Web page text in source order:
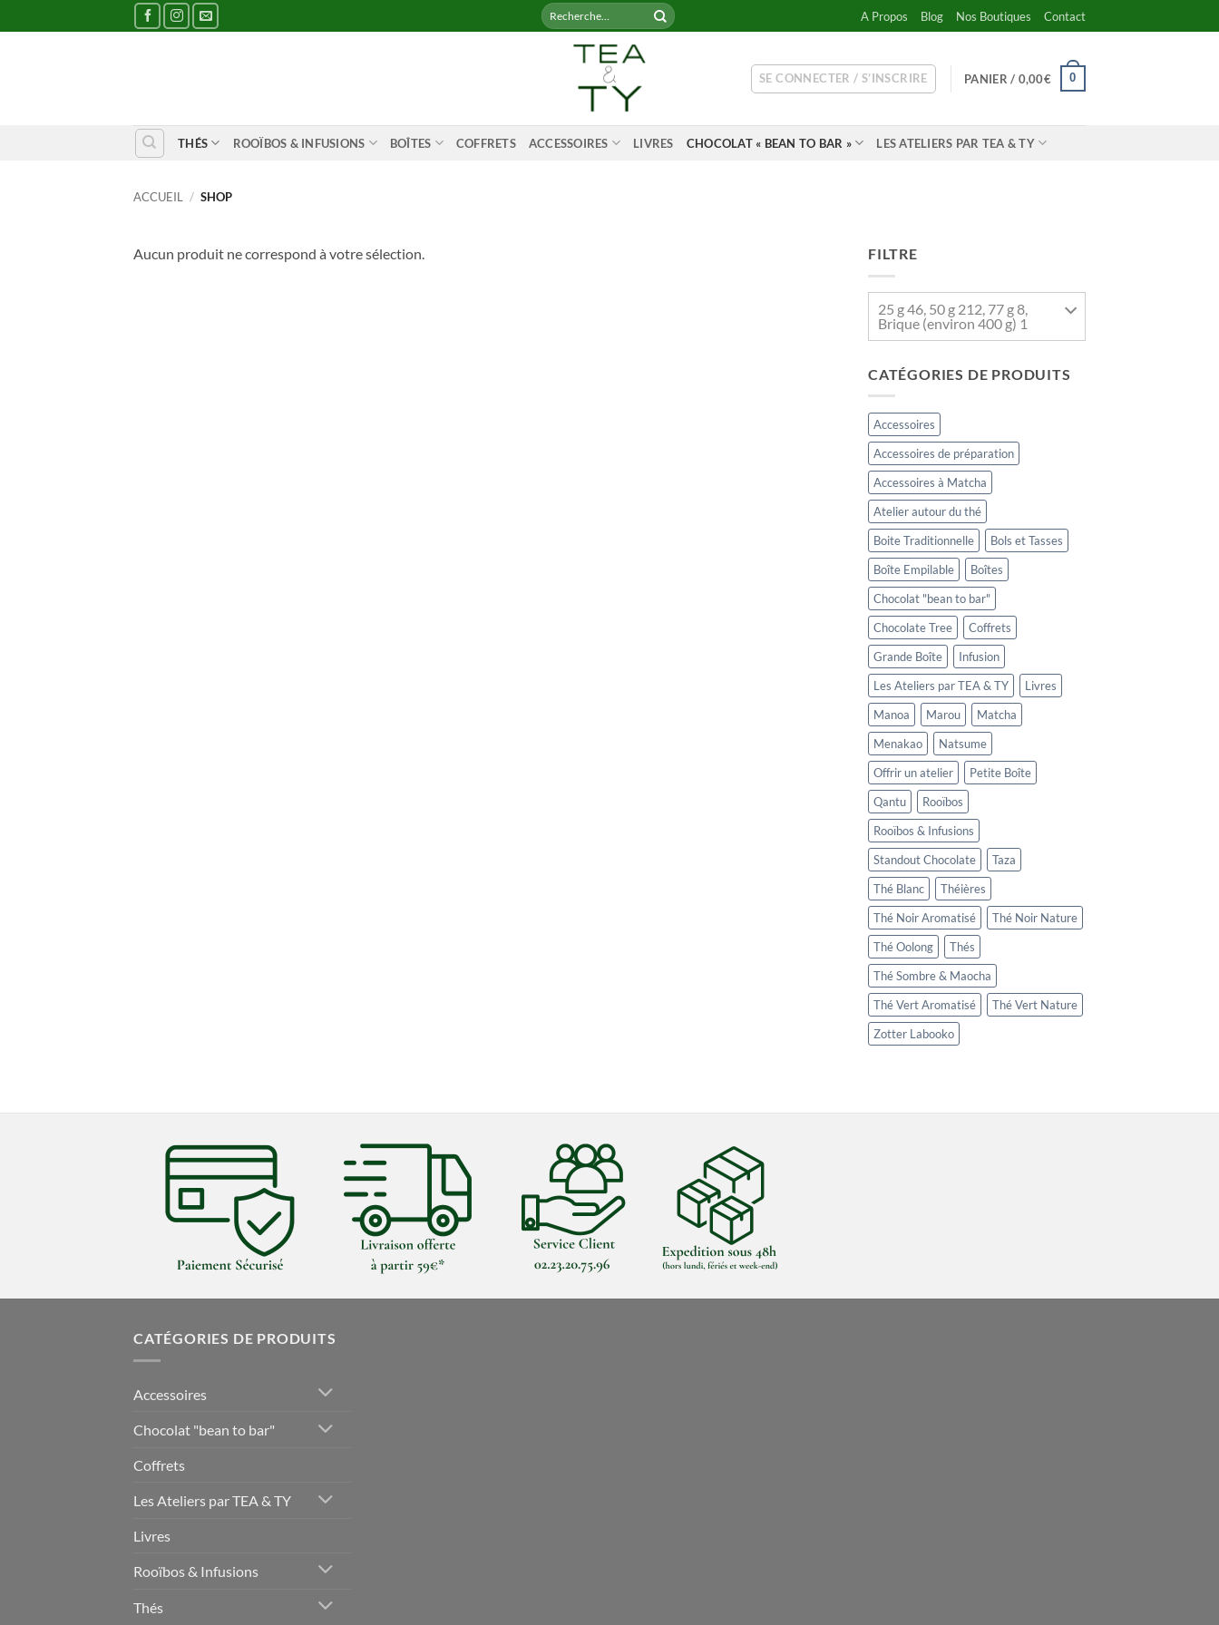
au
Recherche
pour :
A Propos Blog Nos Boutiques Contact
SE CONNECTER / S’INSCRIRE PANIER / 0,00€ 0
THÉS ROOÏBOS & INFUSIONS BOÎTES COFFRETS ACCESSOIRES LIVRES CHOCOLAT « BEAN TO BAR » LES ATELIERS PAR TEA & TY
ACCUEIL / SHOP
Aucun produit ne correspond à votre sélection. FILTRE
25 g 46, 50 g 212, 77 g 8,
Brique (environ 400 g) 1
CATÉGORIES DE PRODUITS
Accessoires
Accessoires de préparation
Accessoires à Matcha
Atelier autour du thé
Boite Traditionnelle
Bols et Tasses
Boîte Empilable
Boîtes
Chocolat "bean to bar"
Chocolate Tree
Coffrets
Grande Boîte
Infusion
Les Ateliers par TEA & TY
Livres
Manoa
Marou
Matcha
Menakao
Natsume
Offrir un atelier
Petite Boîte
Qantu
Rooïbos
Rooïbos & Infusions
Standout Chocolate
Taza
Thé Blanc
Théières
Thé Noir Aromatisé
Thé Noir Nature
Thé Oolong
Thés
Thé Sombre & Maocha
Thé Vert Aromatisé
Thé Vert Nature
Zotter Labooko
CATÉGORIES DE PRODUITS
Accessoires
Chocolat "bean to bar"
Coffrets
Les Ateliers par TEA & TY
Livres
Rooïbos & Infusions
Thés